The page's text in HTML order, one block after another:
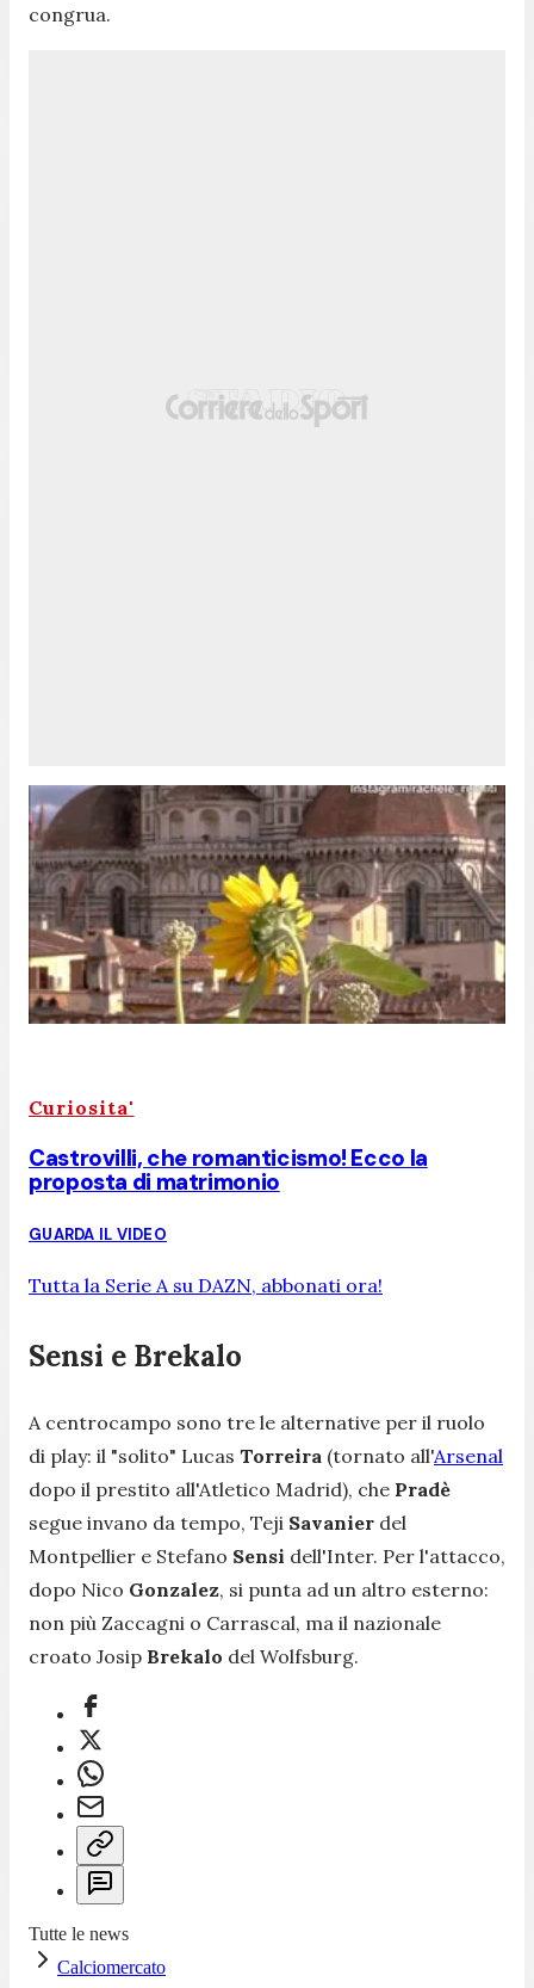
congrua.
Curiosita'
Castrovilli, che romanticismo! Ecco la
proposta di matrimonio
GUARDA IL VIDEO
Tutta la Serie A su DAZN, abbonati ora!
Sensi e Brekalo
A centrocampo sono tre le alternative per il ruolo
di play: il "solito" Lucas Torreira (tornato all'Arsenal
dopo il prestito all'Atletico Madrid), che Pradè
segue invano da tempo, Teji Savanier del
Montpellier e Stefano Sensi dell'Inter. Per l'attacco,
dopo Nico Gonzalez, si punta ad un altro esterno:
non più Zaccagni o Carrascal, ma il nazionale
croato Josip Brekalo del Wolfsburg.
Tutte le news
Calciomercato